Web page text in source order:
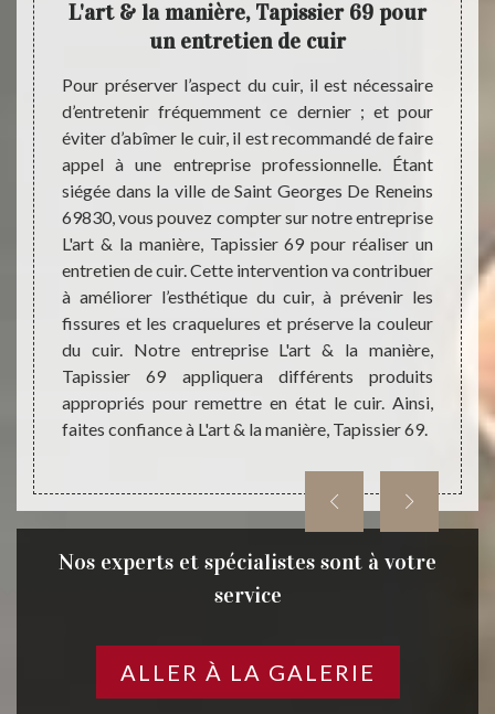
69
et
Et
bien
nos
des
de
De
L'art & la manière, Tapissier 69 pour
un entretien de cuir
Pour préserver l’aspect du cuir, il est nécessaire
d’entretenir fréquemment ce dernier ; et pour
éviter d’abîmer le cuir, il est recommandé de faire
appel à une entreprise professionnelle. Étant
siégée dans la ville de Saint Georges De Reneins
69830, vous pouvez compter sur notre entreprise
L'art & la manière, Tapissier 69 pour réaliser un
entretien de cuir. Cette intervention va contribuer
à améliorer l’esthétique du cuir, à prévenir les
fissures et les craquelures et préserve la couleur
du cuir. Notre entreprise L'art & la manière,
Tapissier 69 appliquera différents produits
appropriés pour remettre en état le cuir. Ainsi,
faites confiance à L'art & la manière, Tapissier 69.
des
en
Nos experts et spécialistes sont à votre
service
ALLER À LA GALERIE